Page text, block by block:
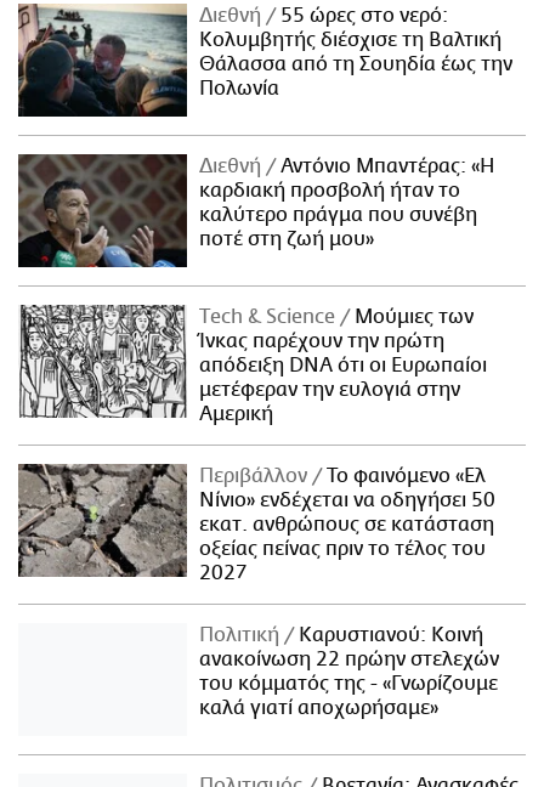
Διεθνή
55 ώρες στο νερό:
Κολυμβητής διέσχισε τη Βαλτική
Θάλασσα από τη Σουηδία έως την
Πολωνία
Διεθνή
Αντόνιο Μπαντέρας: «Η
καρδιακή προσβολή ήταν το
καλύτερο πράγμα που συνέβη
ποτέ στη ζωή μου»
Τech & Science
Μούμιες των
Ίνκας παρέχουν την πρώτη
απόδειξη DNA ότι οι Ευρωπαίοι
μετέφεραν την ευλογιά στην
Αμερική
Περιβάλλον
Το φαινόμενο «Ελ
Νίνιο» ενδέχεται να οδηγήσει 50
εκατ. ανθρώπους σε κατάσταση
οξείας πείνας πριν το τέλος του
2027
Πολιτική
Καρυστιανού: Κοινή
ανακοίνωση 22 πρώην στελεχών
του κόμματός της - «Γνωρίζουμε
καλά γιατί αποχωρήσαμε»